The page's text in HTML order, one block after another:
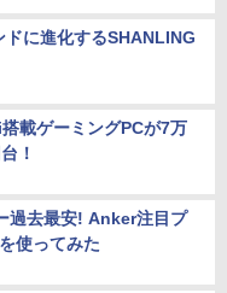
に進化するSHANLING
載ゲーミングPCが7万
！
過去最安! Anker注目プ
使ってみた